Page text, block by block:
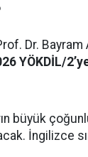
Dr.
YÖKDİL/
büyük
İngilizce